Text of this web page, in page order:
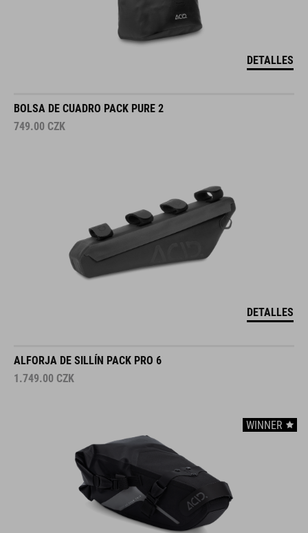
DETALLES
BOLSA DE CUADRO PACK PURE 2
749.00 CZK
DETALLES
ALFORJA DE SILLÍN PACK PRO 6
1.749.00 CZK
WINNER